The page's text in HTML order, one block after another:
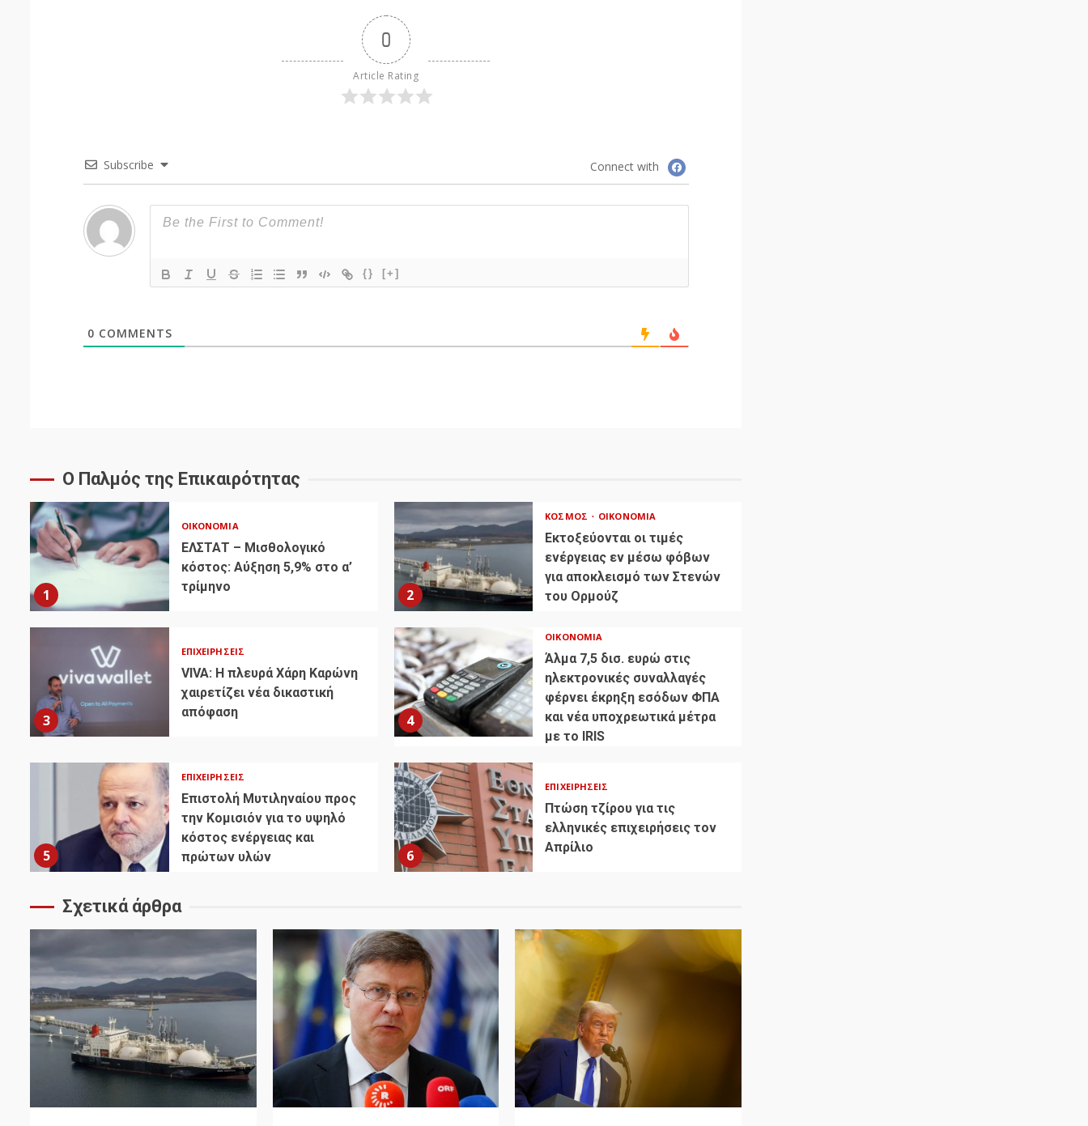
0
Article Rating
Subscribe Connect with
{} [+]
0 COMMENTS
Ο Παλμός της Επικαιρότητας
1
ΟΙΚΟΝΟΜΊΑ
ΕΛΣΤΑΤ – Μισθολογικό
κόστος: Αύξηση 5,9% στο α’
τρίμηνο
2
ΚΌΣΜΟΣ ΟΙΚΟΝΟΜΊΑ
Εκτοξεύονται οι τιμές
ενέργειας εν μέσω φόβων
για αποκλεισμό των Στενών
του Ορμούζ
3
ΕΠΙΧΕΙΡΉΣΕΙΣ
VIVA: Η πλευρά Χάρη Καρώνη
χαιρετίζει νέα δικαστική
απόφαση
4
ΟΙΚΟΝΟΜΊΑ
Άλμα 7,5 δισ. ευρώ στις
ηλεκτρονικές συναλλαγές
φέρνει έκρηξη εσόδων ΦΠΑ
και νέα υποχρεωτικά μέτρα
με το IRIS
5
ΕΠΙΧΕΙΡΉΣΕΙΣ
Επιστολή Μυτιληναίου προς
την Κομισιόν για το υψηλό
κόστος ενέργειας και
πρώτων υλών
6
ΕΠΙΧΕΙΡΉΣΕΙΣ
Πτώση τζίρου για τις
ελληνικές επιχειρήσεις τον
Απρίλιο
Σχετικά άρθρα